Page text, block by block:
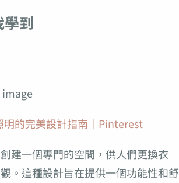
到
明的完美設計指南｜Pinterest
建一個專門的空間，供人們更換衣
。這種設計旨在提供一個功能性和舒